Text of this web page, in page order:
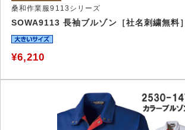
桑和作業服9113シリーズ
SOWA9113 長袖ブルゾン［社名刺繍無料］
¥6,210